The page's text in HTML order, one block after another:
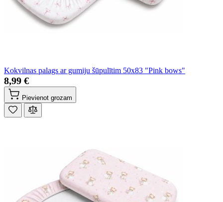
Kokvilnas palags ar gumiju šūpulītim 50x83 "Pink bows"
8,99 €
Pievienot grozam